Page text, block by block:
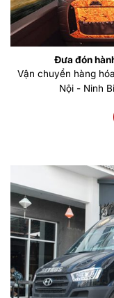
Đưa đón
Vận chuyển hàng
Nội - Ninh